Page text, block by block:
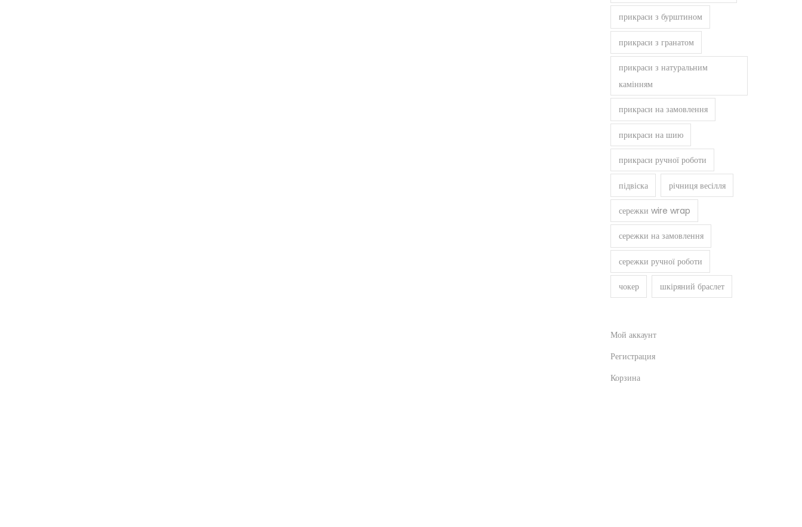
прикраси з бурштином
прикраси з гранатом
прикраси з натуральним
камінням
прикраси на замовлення
прикраси на шию
прикраси ручної роботи
підвіска річниця весілля
сережки wire wrap
сережки на замовлення
сережки ручної роботи
чокер шкіряний браслет
Мой аккаунт
Регистрация
Корзина